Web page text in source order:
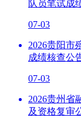
队员笔试成
07-03
2026贵阳市
成绩核查公
07-03
2026贵州省
及资格复审